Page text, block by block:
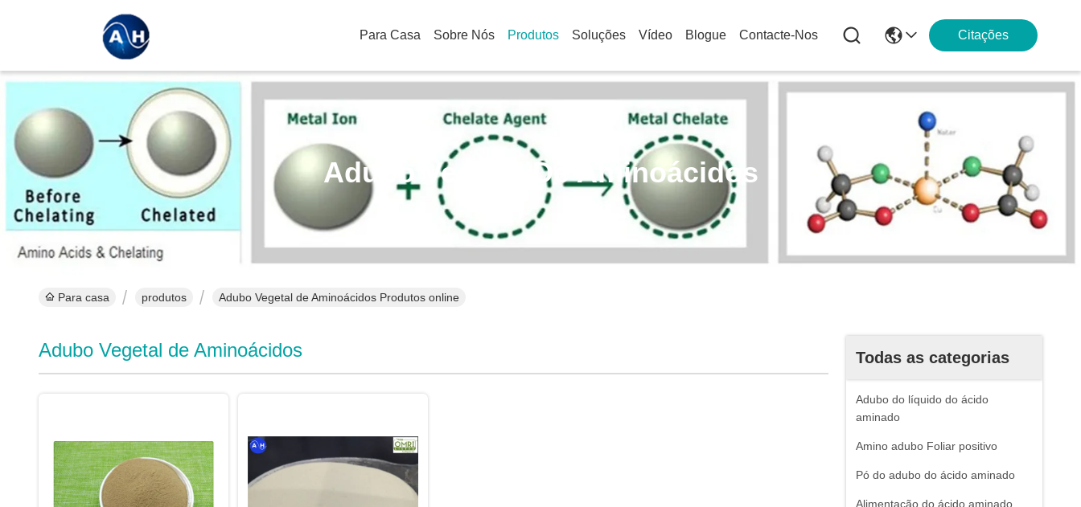
Para Casa Sobre Nós Produtos Soluções Vídeo Blogue Contacte-Nos Citações
Adubo Vegetal De Aminoácidos
Para casa produtos Adubo Vegetal de Aminoácidos Produtos online
Todas as categorias
Adubo do líquido do ácido
aminado
Amino adubo Foliar positivo
Pó do adubo do ácido aminado
Alimentação do ácido aminado
Adubo Vegetal de Aminoácidos